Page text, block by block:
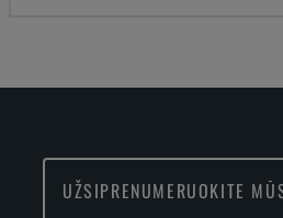
UŽSIPRENUMERUOKITE